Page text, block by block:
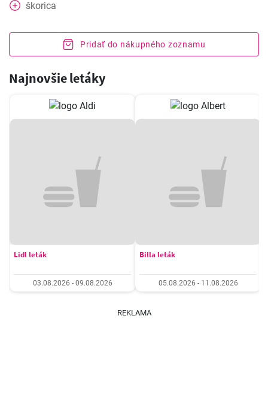
škorica
Pridať do nákupného zoznamu
Najnovšie letáky
Lidl leták
03.08.2026 - 09.08.2026
Billa leták
05.08.2026 - 11.08.2026
REKLAMA